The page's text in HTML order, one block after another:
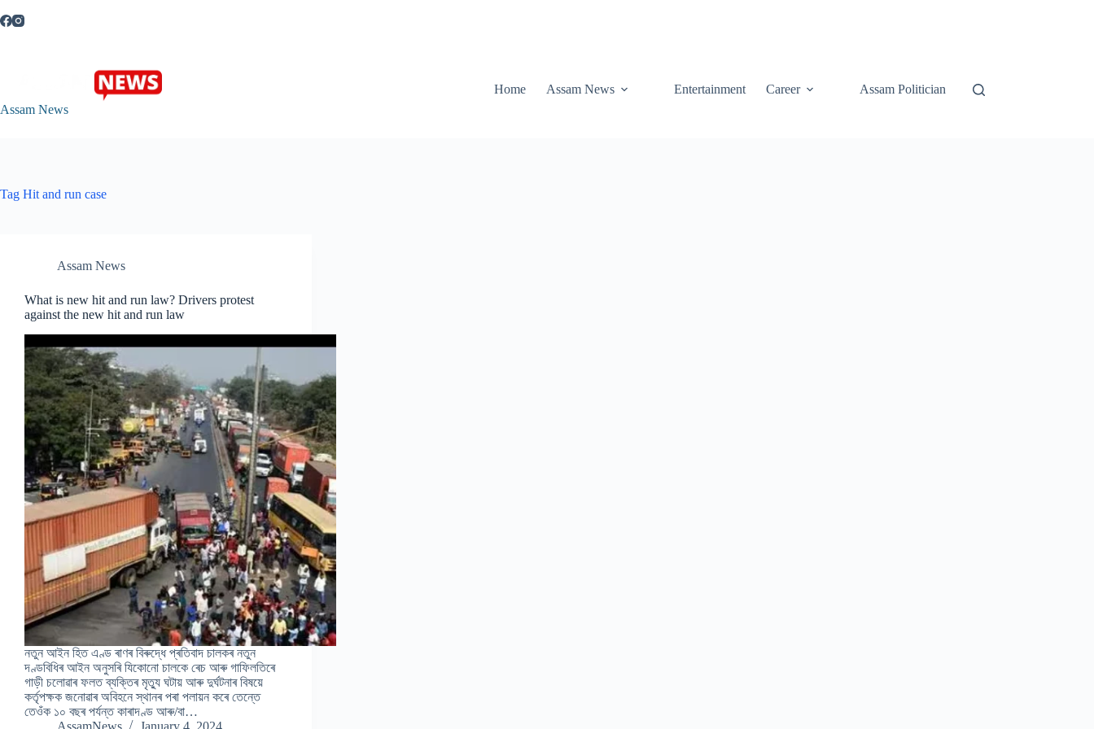
to
Assam News
Home Assam News Entertainment Career Assam Politician
Tag Hit and run case
Assam News
What is new hit and run law? Drivers protest
against the new hit and run law
নতুন আইন হিত এণ্ড ৰাণৰ বিৰুদ্ধে প্ৰতিবাদ চালকৰ নতুন
দণ্ডবিধিৰ আইন অনুসৰি যিকোনো চালকে ৰেচ আৰু গাফিলতিৰে
গাড়ী চলোৱাৰ ফলত ব্যক্তিৰ মৃত্যু ঘটায় আৰু দুৰ্ঘটনাৰ বিষয়ে
কৰ্তৃপক্ষক জনোৱাৰ অবিহনে স্থানৰ পৰা পলায়ন কৰে তেন্তে
তেওঁক ১০ বছৰ পৰ্যন্ত কাৰাদণ্ড আৰু/বা…
AssamNews
January 4, 2024